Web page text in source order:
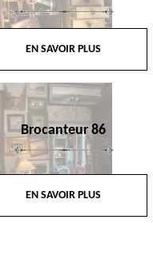
EN SAVOIR PLUS
Brocanteur 86
EN SAVOIR PLUS